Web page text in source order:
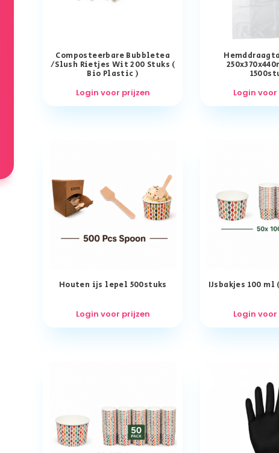
Composteerbare Bubbletea
/Slush Rietjes Wit 200 Stuks (
Bio Plastic )
Login voor prijzen
Login
Houten ijs lepel 500stuks
Login voor prijzen
IJsbakjes 100 ml
Login